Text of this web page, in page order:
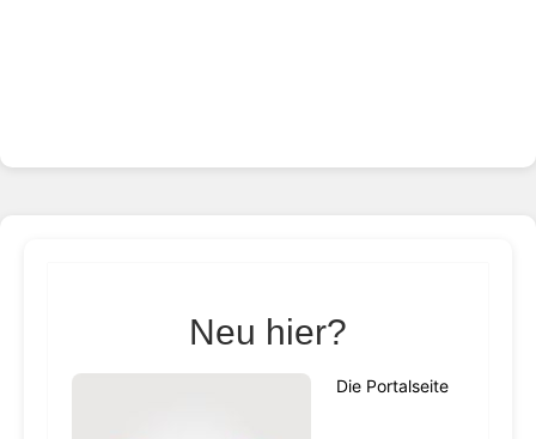
Neu hier?
Die Portalseite